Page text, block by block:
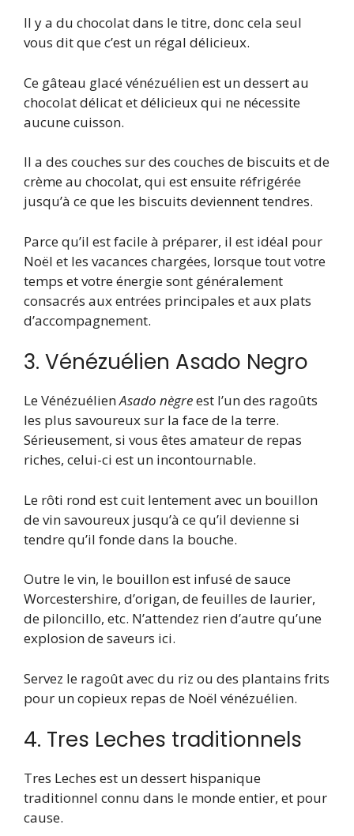
Il y a du chocolat dans le titre, donc cela seul
vous dit que c’est un régal délicieux.
Ce gâteau glacé vénézuélien est un dessert au
chocolat délicat et délicieux qui ne nécessite
aucune cuisson.
Il a des couches sur des couches de biscuits et de
crème au chocolat, qui est ensuite réfrigérée
jusqu’à ce que les biscuits deviennent tendres.
Parce qu’il est facile à préparer, il est idéal pour
Noël et les vacances chargées, lorsque tout votre
temps et votre énergie sont généralement
consacrés aux entrées principales et aux plats
d’accompagnement.
3. Vénézuélien Asado Negro
Le VénézuélienAsado nègreest l’un des ragoûts
les plus savoureux sur la face de la terre.
Sérieusement, si vous êtes amateur de repas
riches, celui-ci est un incontournable.
Le rôti rond est cuit lentement avec un bouillon
de vin savoureux jusqu’à ce qu’il devienne si
tendre qu’il fonde dans la bouche.
Outre le vin, le bouillon est infusé de sauce
Worcestershire, d’origan, de feuilles de laurier,
de piloncillo, etc. N’attendez rien d’autre qu’une
explosion de saveurs ici.
Servez le ragoût avec du riz ou des plantains frits
pour un copieux repas de Noël vénézuélien.
4. Tres Leches traditionnels
Tres Leches est un dessert hispanique
traditionnel connu dans le monde entier, et pour
cause.